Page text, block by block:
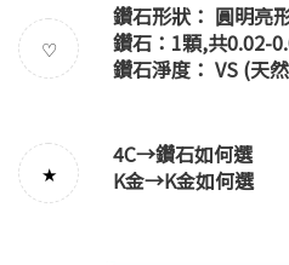
♡
鑽石形狀： 圓明亮
鑽石：1顆,共0.02-
鑽石淨度： VS (天
★
4C→鑽石如何選
K金→K金如何選